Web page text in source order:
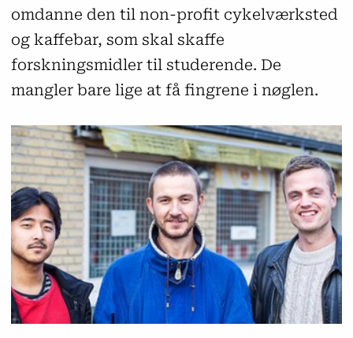
omdanne den til non-profit cykelværksted
og kaffebar, som skal skaffe
forskningsmidler til studerende. De
mangler bare lige at få fingrene i nøglen.